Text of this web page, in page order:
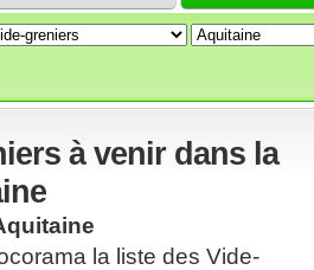
à venir dans la
la liste des Vide-